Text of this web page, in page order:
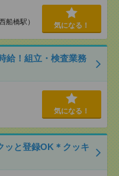
船橋駅） 気になる！
給！組立・検査業務
気になる！
ッと登録OK＊クッキ